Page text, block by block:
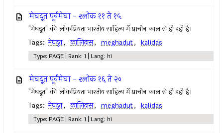
मेघदूत पूर्वमेघा - श्लोक ११ ते १५
"मेघदूत" की लोकप्रियता भारतीय साहित्य में प्राचीन काल से ही रही है।
Tags: मेघदूत, कालिदास, meghadut, kalidas
Type: PAGE | Rank: 1 | Lang: hi
मेघदूत पूर्वमेघा - श्लोक १६ ते २०
"मेघदूत" की लोकप्रियता भारतीय साहित्य में प्राचीन काल से ही रही है।
Tags: मेघदूत, कालिदास, meghadut, kalidas
Type: PAGE | Rank: 1 | Lang: hi